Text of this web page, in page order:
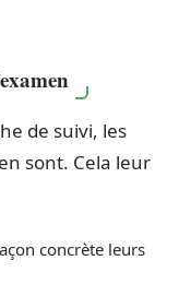
de suivi, les
sont. Cela leur
concrète leurs